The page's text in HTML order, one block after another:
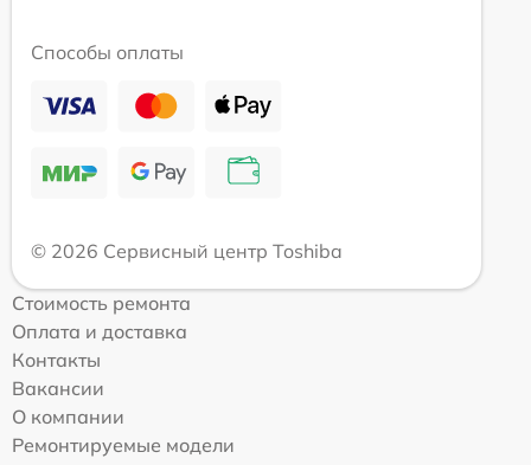
Способы оплаты
© 2026 Сервисный центр Toshiba
Стоимость ремонта
Оплата и доставка
Контакты
Вакансии
О компании
Ремонтируемые модели